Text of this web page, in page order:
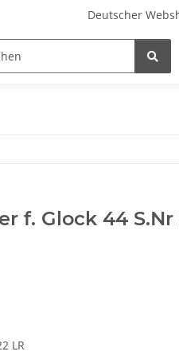
Deutscher
f. Glock 44 S.Nr
LR